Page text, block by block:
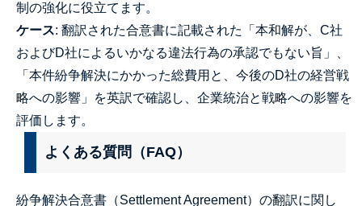
制の強化に役立てます。
ケース: 翻訳された合意書に記載された「本和解が、C社
およびD社によるいかなる違法行為の承認でもない旨」、
「本件紛争解決にかかった総費用と、今後のD社の経営戦
略への影響」を英訳で確認し、企業統治と戦略への影響を
評価します。
よくある質問（FAQ）
紛争解決合意書（Settlement Agreement）の翻訳に関し